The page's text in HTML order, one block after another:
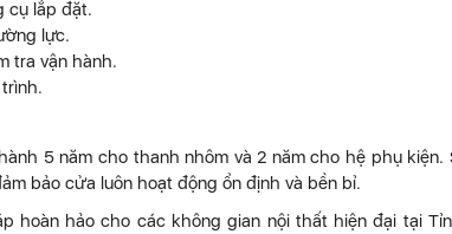
cụ lắp đặt.
lực.
tra vận hành.
5 năm cho thanh nhôm và 2 năm cho hệ phụ
bảo cửa luôn hoạt động ổn định và bền bỉ.
hoàn hảo cho các không gian nội thất hiện đại tại